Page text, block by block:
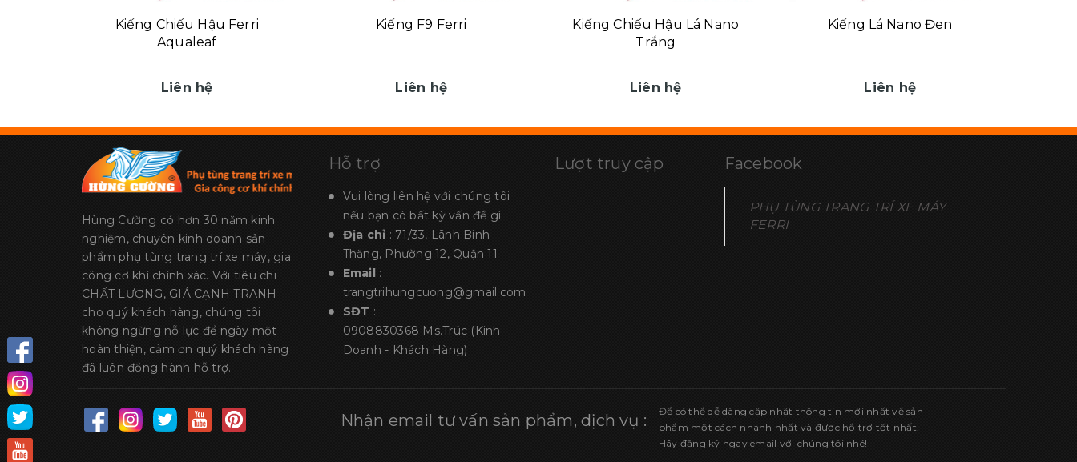
Kiếng Chiếu Hậu Ferri
Aqualeaf
Liên hệ
Kiếng F9 Ferri
Liên hệ
Kiếng Chiếu Hậu Lá Nano
Trắng
Liên hệ
Kiếng Lá Nano Đen
Liên hệ
Hùng Cường có hơn 30 năm kinh
nghiệm, chuyên kinh doanh sản
phẩm phụ tùng trang trí xe máy, gia
công cơ khí chính xác. Với tiêu chi
CHẤT LƯỢNG, GIÁ CẠNH TRANH
cho quý khách hàng, chúng tôi
không ngừng nỗ lực để ngày một
hoàn thiện, cảm ơn quý khách hàng
đã luôn đồng hành hỗ trợ.
Hỗ trợ
Vui lòng liên hệ với chúng tôi
nếu bạn có bất kỳ vấn đề gì.
Địa chỉ : 71/33, Lãnh Binh
Thăng, Phường 12, Quận 11
Email :
trangtrihungcuong@gmail.com
SĐT :
0908830368 Ms.Trúc (Kinh
Doanh - Khách Hàng)
Lượt truy cập Facebook
PHỤ TÙNG TRANG TRÍ XE MÁY
FERRI
Nhận email tư vấn sản phẩm, dịch vụ :
Để có thể dễ dàng cập nhật thông tin mới nhất về sản
phẩm một cách nhanh nhất và được hổ trợ tốt nhất.
Hãy đăng ký ngay email với chúng tôi nhé!